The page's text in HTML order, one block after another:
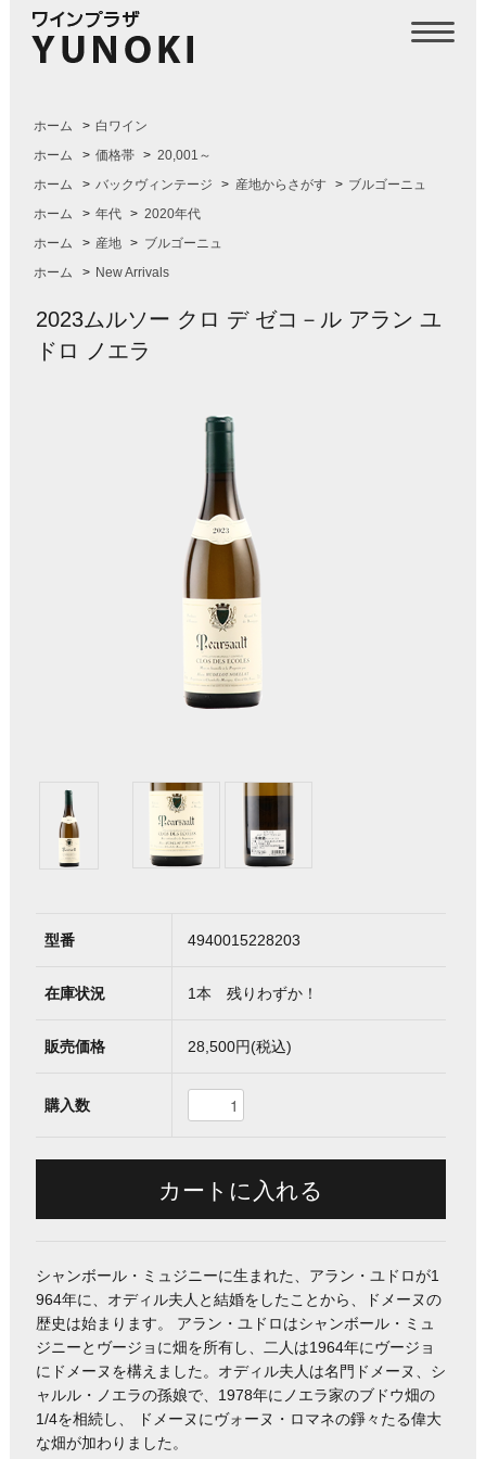
ホーム > 白ワイン
ホーム
> 価格帯 > 20,001～
ホーム
> バックヴィンテージ > 産地からさがす > ブルゴーニュ
ホーム
> 年代 > 2020年代
ホーム
> 産地 > ブルゴーニュ
ホーム
> New Arrivals
2023ムルソー クロ デ ゼコ－ル アラン ユ
ドロ ノエラ
型番 4940015228203
在庫状況 1本 残りわずか！
販売価格 28,500円(税込)
購入数
シャンボール・ミュジニーに生まれた、アラン・ユドロが1
964年に、オディル夫人と結婚をしたことから、ドメーヌの
歴史は始まります。 アラン・ユドロはシャンボール・ミュ
ジニーとヴージョに畑を所有し、二人は1964年にヴージョ
にドメーヌを構えました。オディル夫人は名門ドメーヌ、シ
ャルル・ノエラの孫娘で、1978年にノエラ家のブドウ畑の
1/4を相続し、 ドメーヌにヴォーヌ・ロマネの錚々たる偉大
な畑が加わりました。